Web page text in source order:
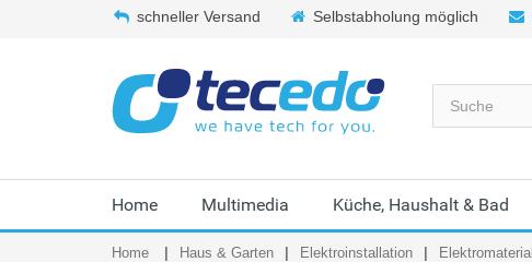
schneller Versand Selbstabholung möglich
Home Multimedia Küche, Haushalt & Bad
Home Haus & Garten Elektroinstallation Elektromaterial